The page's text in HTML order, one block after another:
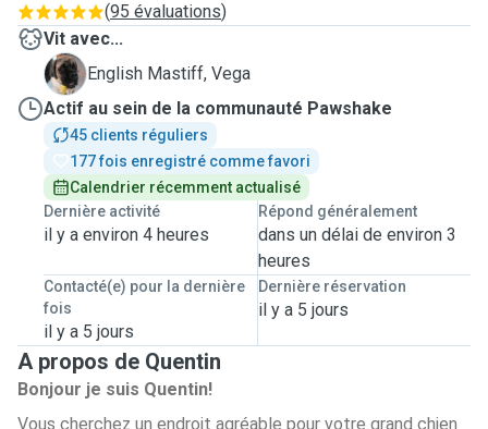
(95 évaluations)
Vit avec...
V
English Mastiff, Vega
Actif au sein de la communauté Pawshake
45 clients réguliers
177 fois enregistré comme favori
Calendrier récemment actualisé
Dernière activité
il y a environ 4 heures
Répond généralement
dans un délai de environ 3
heures
Contacté(e) pour la dernière
fois
il y a 5 jours
Dernière réservation
il y a 5 jours
A propos de Quentin
Bonjour je suis Quentin!
Vous cherchez un endroit agréable pour votre grand chien